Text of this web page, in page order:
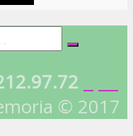
© 2017